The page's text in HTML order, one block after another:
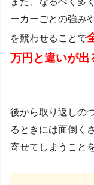
ーカーごとの強み
を競わせることで
万円と違いが出
後から取り返しの
るときには面倒く
寄せてしまうこと